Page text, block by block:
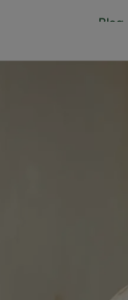
Blog
Veja o
“Hoje já